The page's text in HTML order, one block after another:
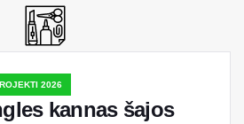
2026
kannas šajos